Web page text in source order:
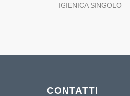
IGIENICA SINGOLO
CONTATTI